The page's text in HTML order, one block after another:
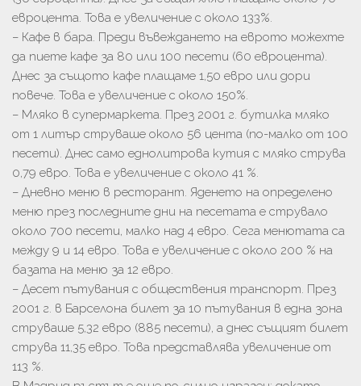
евроцента. Това е увеличение с около 133%.
– Кафе в бара. Преди въвеждането на еврото можехте
да пиете кафе за 80 или 100 песети (60 евроцента).
Днес за същото кафе плащаме 1,50 евро или дори
повече. Това е увеличение с около 150%.
– Мляко в супермаркета. През 2001 г. бутилка мляко
от 1 литър струваше около 56 цента (по-малко от 100
песети). Днес само еднолитрова кутия с мляко струва
0,79 евро. Това е увеличение с около 41 %.
– Дневно меню в ресторант. Яденето на определено
меню през последните дни на песетата е струвало
около 700 песети, малко над 4 евро. Сега менютата са
между 9 и 14 евро. Това е увеличение с около 200 % на
базата на меню за 12 евро.
– Десет пътувания с обществения транспорт. През
2001 г. в Барселона билет за 10 пътувания в една зона
струваше 5,32 евро (885 песети), а днес същият билет
струва 11,35 евро. Това представлява увеличение от
113 %.